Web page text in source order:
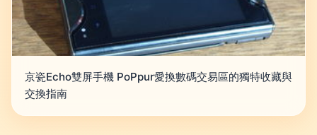
京瓷Echo雙屏手機 PoPpur愛換數碼交易區的獨特收藏與
交換指南